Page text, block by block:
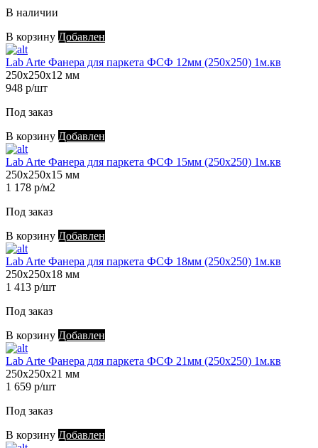
В наличии
В корзину Добавлен
Lab Arte Фанера для паркета ФСФ 12мм (250х250) 1м.кв
250х250х12 мм
948 р/шт
Под заказ
В корзину Добавлен
Lab Arte Фанера для паркета ФСФ 15мм (250х250) 1м.кв
250х250х15 мм
1 178 р/м2
Под заказ
В корзину Добавлен
Lab Arte Фанера для паркета ФСФ 18мм (250х250) 1м.кв
250х250х18 мм
1 413 р/шт
Под заказ
В корзину Добавлен
Lab Arte Фанера для паркета ФСФ 21мм (250х250) 1м.кв
250х250х21 мм
1 659 р/шт
Под заказ
В корзину Добавлен